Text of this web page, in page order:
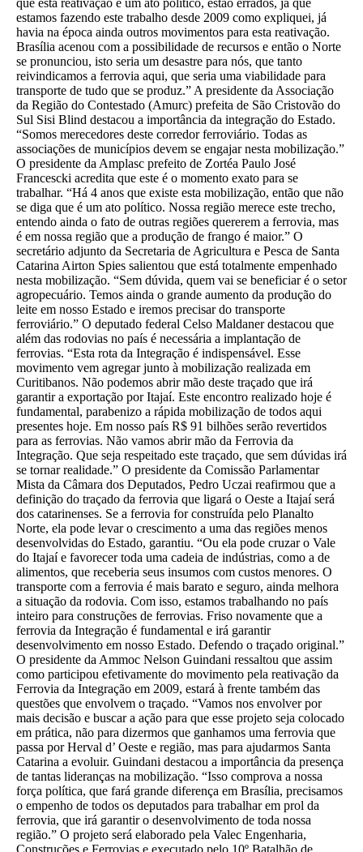
estamos fazendo este trabalho desde 2009 como expliquei, já
havia na época ainda outros movimentos para esta reativação.
Brasília acenou com a possibilidade de recursos e então o Norte
se pronunciou, isto seria um desastre para nós, que tanto
reivindicamos a ferrovia aqui, que seria uma viabilidade para
transporte de tudo que se produz.” A presidente da Associação
da Região do Contestado (Amurc) prefeita de São Cristovão do
Sul Sisi Blind destacou a importância da integração do Estado.
“Somos merecedores deste corredor ferroviário. Todas as
associações de municípios devem se engajar nesta mobilização.”
O presidente da Amplasc prefeito de Zortéa Paulo José
Francescki acredita que este é o momento exato para se
trabalhar. “Há 4 anos que existe esta mobilização, então que não
se diga que é um ato político. Nossa região merece este trecho,
entendo ainda o fato de outras regiões quererem a ferrovia, mas
é em nossa região que a produção de frango é maior.” O
secretário adjunto da Secretaria de Agricultura e Pesca de Santa
Catarina Airton Spies salientou que está totalmente empenhado
nesta mobilização. “Sem dúvida, quem vai se beneficiar é o setor
agropecuário. Temos ainda o grande aumento da produção do
leite em nosso Estado e iremos precisar do transporte
ferroviário.” O deputado federal Celso Maldaner destacou que
além das rodovias no país é necessária a implantação de
ferrovias. “Esta rota da Integração é indispensável. Esse
movimento vem agregar junto à mobilização realizada em
Curitibanos. Não podemos abrir mão deste traçado que irá
garantir a exportação por Itajaí. Este encontro realizado hoje é
fundamental, parabenizo a rápida mobilização de todos aqui
presentes hoje. Em nosso país R$ 91 bilhões serão revertidos
para as ferrovias. Não vamos abrir mão da Ferrovia da
Integração. Que seja respeitado este traçado, que sem dúvidas irá
se tornar realidade.” O presidente da Comissão Parlamentar
Mista da Câmara dos Deputados, Pedro Uczai reafirmou que a
definição do traçado da ferrovia que ligará o Oeste a Itajaí será
dos catarinenses. Se a ferrovia for construída pelo Planalto
Norte, ela pode levar o crescimento a uma das regiões menos
desenvolvidas do Estado, garantiu. “Ou ela pode cruzar o Vale
do Itajaí e favorecer toda uma cadeia de indústrias, como a de
alimentos, que receberia seus insumos com custos menores. O
transporte com a ferrovia é mais barato e seguro, ainda melhora
a situação da rodovia. Com isso, estamos trabalhando no país
inteiro para construções de ferrovias. Friso novamente que a
ferrovia da Integração é fundamental e irá garantir
desenvolvimento em nosso Estado. Defendo o traçado original.”
O presidente da Ammoc Nelson Guindani ressaltou que assim
como participou efetivamente do movimento pela reativação da
Ferrovia da Integração em 2009, estará à frente também das
questões que envolvem o traçado. “Vamos nos envolver por
mais decisão e buscar a ação para que esse projeto seja colocado
em prática, não para dizermos que ganhamos uma ferrovia que
passa por Herval d’ Oeste e região, mas para ajudarmos Santa
Catarina a evoluir. Guindani destacou a importância da presença
de tantas lideranças na mobilização. “Isso comprova a nossa
força política, que fará grande diferença em Brasília, precisamos
o empenho de todos os deputados para trabalhar em prol da
ferrovia, que irá garantir o desenvolvimento de toda nossa
região.” O projeto será elaborado pela Valec Engenharia,
Construções e Ferrovias e executado pelo 10º Batalhão de